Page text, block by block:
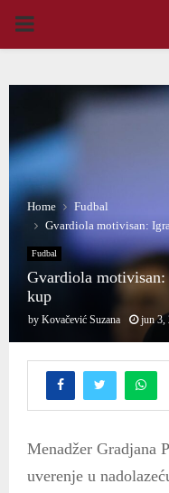
PRIMARY
Home
Fudbal
Gvardiola motivisan:
Fudbal
Gvardiola
kup
by Kovačević Suzana jun 3,
Menadžer Gradjana
uverenje u